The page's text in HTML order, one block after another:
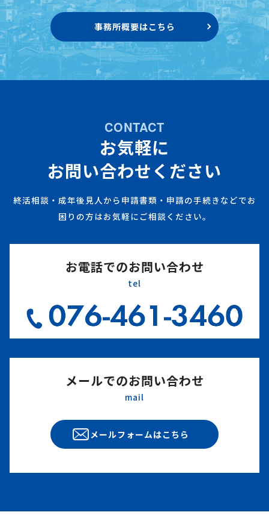
事務所概要はこちら
CONTACT
お気軽に
お問い合わせください
終活相談・成年後見人から申請書類・申請の手続きなどでお
困りの方はお気軽にご相談ください。
お電話でのお問い合わせ
tel
メールでのお問い合わせ
mail
メールフォームはこちら